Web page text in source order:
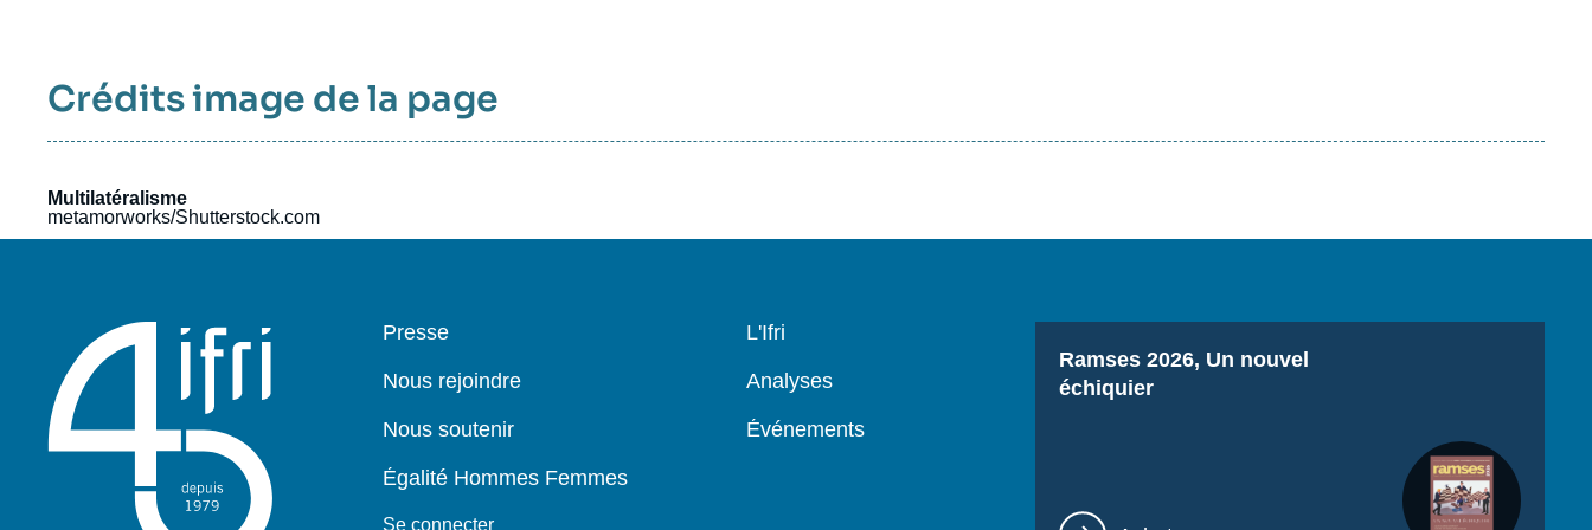
Crédits image de la page
Multilatéralisme
metamorworks/Shutterstock.com
Pied
Presse
Nous rejoindre
Nous soutenir
Égalité Hommes Femmes
Se connecter
Navigation
L'Ifri
Analyses
Événements
Titre
Ramses 2026, Un nouvel
échiquier